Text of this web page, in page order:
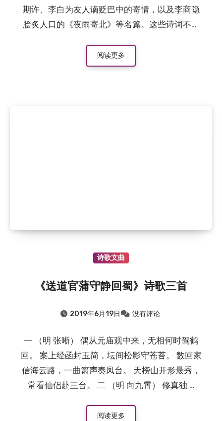
期许、李白为友人谪贬巴中的寄情，以及李商隐
脍炙人口的《夜雨寄北》等名篇。这些诗词不仅
交通与文化版图中的重要位置。
阅读更多
诗歌文曲
《送道官蒲守静回蜀》诗歌三首
2019年6月19日 没有评论
一 （明 张晰） 偶从元庙观中来，无相何时驾鹤
回。 案上经函封玉简，坛间松影守苍苔。 数回家
信海云路，一曲箫声奏凤台。 天榜山开形最秀，
常看仙侣赴三台。 二 （明 向九霄） 修真独 …
阅读更多